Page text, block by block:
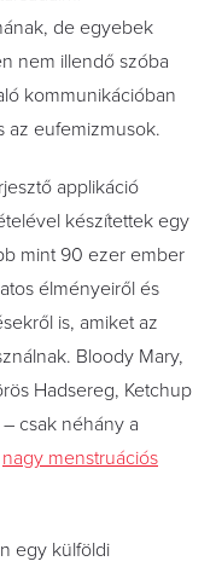
de egyebek
nem illendő szóba
kommunikációban
az eufemizmusok.
applikáció
készítettek egy
mint 90 ezer ember
élményeiről és
is, amiket az
Bloody Mary,
Hadsereg, Ketchup
csak néhány a
nagy menstruációs
egy külföldi